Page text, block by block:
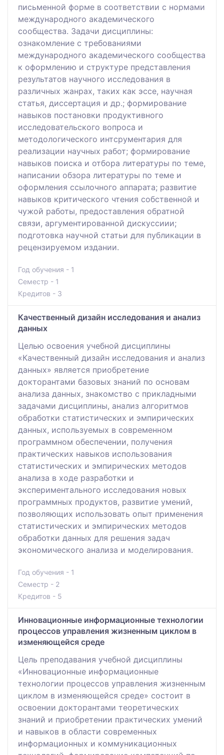
письменной форме в соответствии с нормами
международного академического
сообщества. Задачи дисциплины:
ознакомление с требованиями
международного академического сообщества
к оформлению и структуре представления
результатов научного исследования в
различных жанрах, таких как эссе, научная
статья, диссертация и др.; формирование
навыков постановки продуктивного
исследовательского вопроса и
методологического интсрументария для
реализации научных работ; формирование
навыков поиска и отбора литературы по теме,
написании обзора литературы по теме и
оформления ссылочного аппарата; развитие
навыков критического чтения собственной и
чужой работы, предоставления обратной
связи, аргументированной дискуссиии;
подготовка научной статьи для публикации в
рецензируемом издании.
Год обучения - 1
Семестр - 1
Кредитов - 3
Качественный дизайн исследования и анализ
данных
Целью освоения учебной дисциплины
«Качественный дизайн исследования и анализ
данных» является приобретение
докторантами базовых знаний по основам
анализа данных, знакомство с прикладными
задачами дисциплины, анализ алгоритмов
обработки статистических и эмпирических
данных, используемых в современном
программном обеспечении, получения
практических навыков использования
статистических и эмпирических методов
анализа в ходе разработки и
экспериментального исследования новых
программных продуктов, развитие умений,
позволяющих использовать опыт применения
статистических и эмпирических методов
обработки данных для решения задач
экономического анализа и моделирования.
Год обучения - 1
Семестр - 2
Кредитов - 5
Инновационные информационные технологии
процессов управления жизненным циклом в
изменяющейся среде
Цель преподавания учебной дисциплины
«Инновационные информационные
технологии процессов управления жизненным
циклом в изменяющейся среде» состоит в
освоении докторантами теоретических
знаний и приобретении практических умений
и навыков в области современных
информационных и коммуникационных